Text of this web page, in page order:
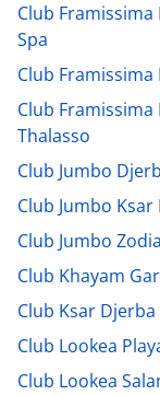
Club
Spa
Club Framissima
Club
Thalasso
Club Jumbo
Club Jumbo
Club Jumbo
Club Khayam
Club Ksar Djerba
Club Lookea
Club Lookea